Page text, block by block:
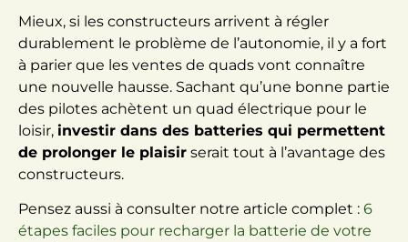
Mieux, si les constructeurs arrivent à régler
durablement le problème de l’autonomie, il y a fort
à parier que les ventes de quads vont connaître
une nouvelle hausse. Sachant qu’une bonne partie
des pilotes achètent un quad électrique pour le
loisir, investir dans des batteries qui permettent
de prolonger le plaisir serait tout à l’avantage des
constructeurs.
Pensez aussi à consulter notre article complet : 6
étapes faciles pour recharger la batterie de votre